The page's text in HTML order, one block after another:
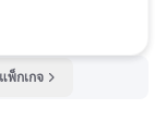
พ็กเกจ